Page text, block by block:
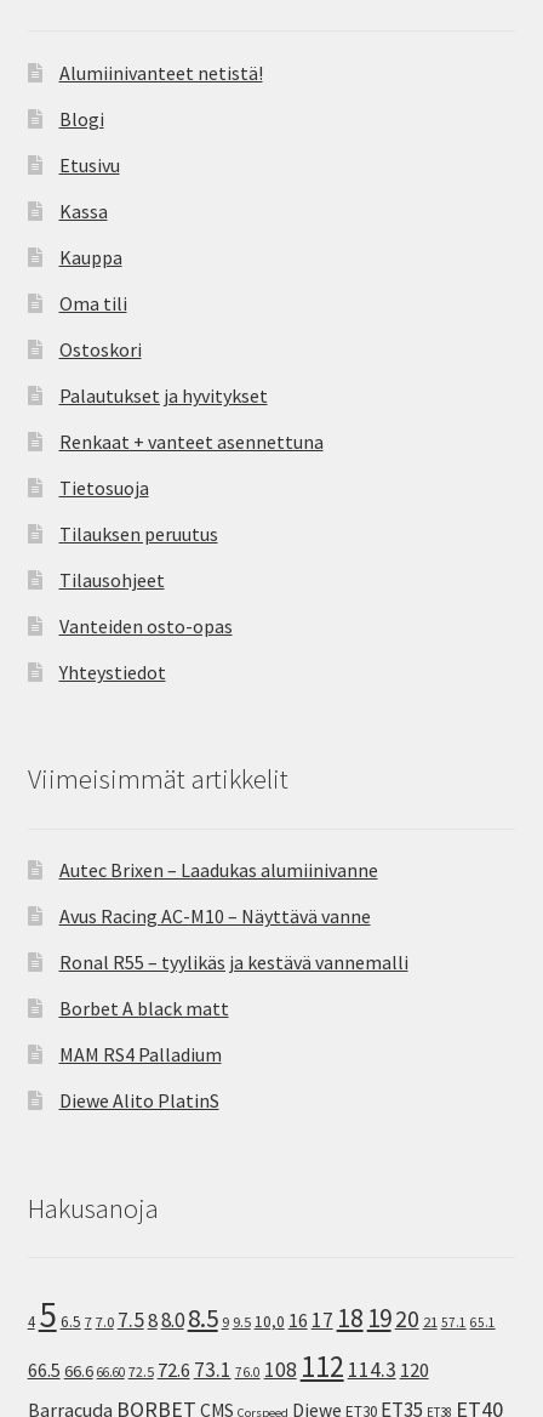
Alumiinivanteet netistä!
Blogi
Etusivu
Kassa
Kauppa
Oma tili
Ostoskori
Palautukset ja hyvitykset
Renkaat + vanteet asennettuna
Tietosuoja
Tilauksen peruutus
Tilausohjeet
Vanteiden osto-opas
Yhteystiedot
Viimeisimmät artikkelit
Autec Brixen – Laadukas alumiinivanne
Avus Racing AC-M10 – Näyttävä vanne
Ronal R55 – tyylikäs ja kestävä vannemalli
Borbet A black matt
MAM RS4 Palladium
Diewe Alito PlatinS
Hakusanoja
4 5 6.5 7 7.0 7.588.08.5 9 9.5 10,0 16 17 18 1920 21 57.1 65.1
66.5 66.6 66.60 72.5 72.6 73.1 76.0 108 112 114.3 120
Barracuda BORBET CMS Corspeed Diewe ET30 ET35 ET38 ET40